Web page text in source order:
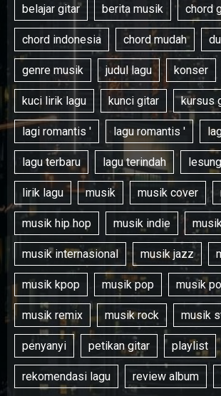
belajar gitar berita musik chord
chord indonesia chord mudah
genre musik judul lagu konser
kuci lirik lagu kunci gitar kursus
lagi romantis ' lagu romantis '
lagu terbaru lagu terindah
lirik lagu musik musik cover
musik hip hop musik indie
musik internasional musik jazz
musik kpop musik pop musik
musik remix musik rock musik
penyanyi petikan gitar playlist
rekomendasi lagu review album